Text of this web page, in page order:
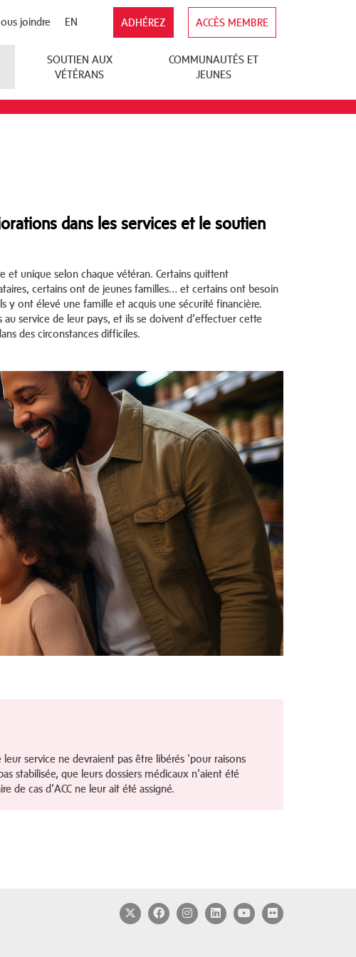
ADHÉREZ ACCÈS MEMBRE
EN
joindre
SOUTIEN AUX
VÉTÉRANS
COMMUNAUTÉS ET
JEUNES
dans les services et le soutien
et unique selon chaque vétéran. Certains quittent
certains ont de jeunes familles… et certains ont besoin
y ont élevé une famille et acquis une sécurité financière.
au service de leur pays, et ils se doivent d’effectuer cette
des circonstances difficiles.
service ne devraient pas être libérés 'pour raisons
stabilisée, que leurs dossiers médicaux n’aient été
de cas d’ACC ne leur ait été assigné.
Twitter
Facebook
Instagram
LinkedInYouTube
Flickr